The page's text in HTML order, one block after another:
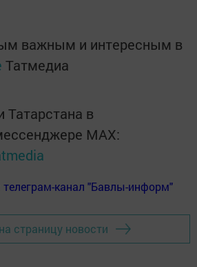
важным и интересным в
Татмедиа
Татарстана в
MАХ:
телеграм-канал "Бавлы-информ"
страницу новости